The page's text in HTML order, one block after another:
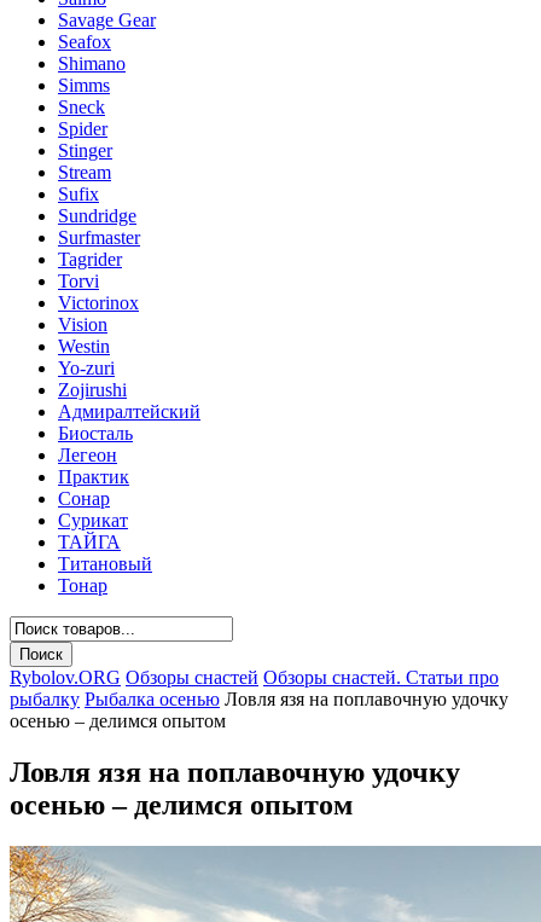
Savage Gear
Seafox
Shimano
Simms
Sneck
Spider
Stinger
Stream
Sufix
Sundridge
Surfmaster
Tagrider
Torvi
Victorinox
Vision
Westin
Yo-zuri
Zojirushi
Адмиралтейский
Биосталь
Легеон
Практик
Сонар
Сурикат
ТАЙГА
Титановый
Тонар
Rybolov.ORG Обзоры снастей Обзоры снастей. Статьи про
рыбалку Рыбалка осенью Ловля язя на поплавочную удочку
осенью – делимся опытом
Ловля язя на поплавочную удочку
осенью – делимся опытом